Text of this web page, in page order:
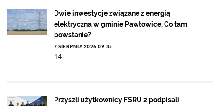
Dwie inwestycje związane z energią
elektryczną w gminie Pawłowice. Co tam
powstanie?
7 SIERPNIA 2026 09:35
14
Przyszli użytkownicy FSRU 2 podpisali